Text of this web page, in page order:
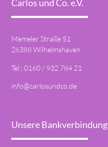
Carlos und Co. e.V.
Memeler Straße 51
26388 Wilhelmshaven
Tel.: 0160 / 932 784 21
info@carlosundco.de
Unsere Bankverbindung